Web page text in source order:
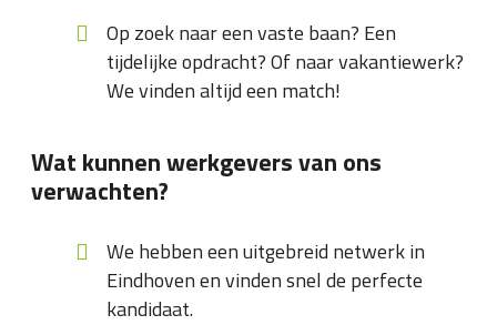
Op zoek naar een vaste baan? Een
tijdelijke opdracht? Of naar vakantiewerk?
We vinden altijd een match!
Wat kunnen werkgevers van ons
verwachten?
We hebben een uitgebreid netwerk in
Eindhoven en vinden snel de perfecte
kandidaat.